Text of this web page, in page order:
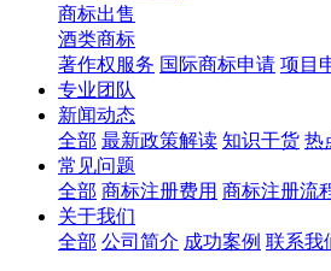
商标出售
酒类商标
著作权服务 国际商标申请 项目
专业团队
新闻动态
全部 最新政策解读 知识干货 热
常见问题
全部 商标注册费用 商标注册流
关于我们
全部 公司简介 成功案例 联系我